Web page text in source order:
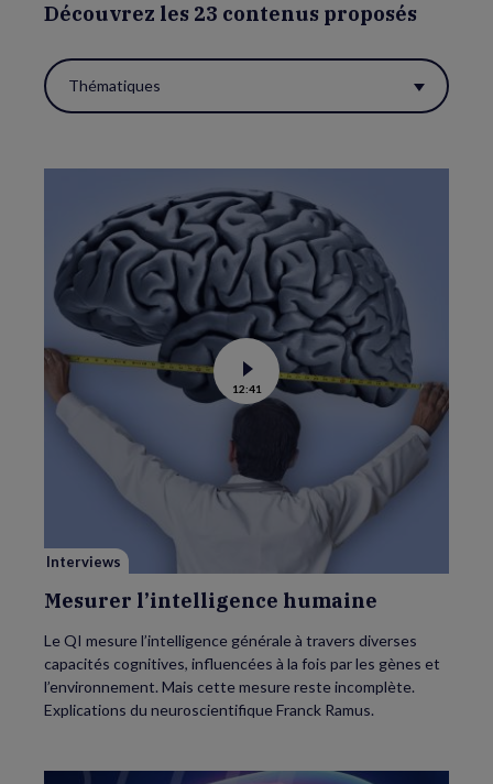
Découvrez les 23 contenus proposés
Utiliser
réactualiser
la
page.
Thématiques
Voir
la
vidéo
Mesurer
l’intelligence
humaine
12:41
Interviews
Mesurer l’intelligence humaine
Le QI mesure l’intelligence générale à travers diverses
capacités cognitives, influencées à la fois par les gènes et
l’environnement. Mais cette mesure reste incomplète.
Explications du neuroscientifique Franck Ramus.